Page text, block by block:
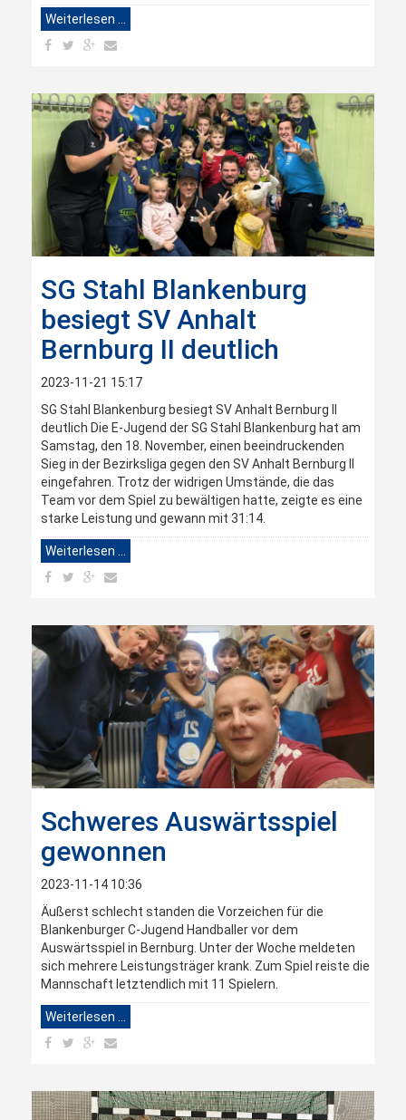
Weiterlesen …
SG Stahl Blankenburg
besiegt SV Anhalt
Bernburg II deutlich
2023-11-21 15:17
SG Stahl Blankenburg besiegt SV Anhalt Bernburg II
deutlich Die E-Jugend der SG Stahl Blankenburg hat am
Samstag, den 18. November, einen beeindruckenden
Sieg in der Bezirksliga gegen den SV Anhalt Bernburg II
eingefahren. Trotz der widrigen Umstände, die das
Team vor dem Spiel zu bewältigen hatte, zeigte es eine
starke Leistung und gewann mit 31:14.
Weiterlesen …
Schweres Auswärtsspiel
gewonnen
2023-11-14 10:36
Äußerst schlecht standen die Vorzeichen für die
Blankenburger C-Jugend Handballer vor dem
Auswärtsspiel in Bernburg. Unter der Woche meldeten
sich mehrere Leistungsträger krank. Zum Spiel reiste die
Mannschaft letztendlich mit 11 Spielern.
Weiterlesen …